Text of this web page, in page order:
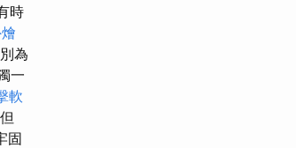
時
為
一
軟
但
固